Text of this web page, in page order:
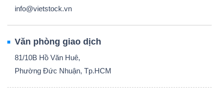
info@vietstock.vn
Văn phòng giao dịch
81/10B Hồ Văn Huê,
Phường Đức Nhuận, Tp.HCM